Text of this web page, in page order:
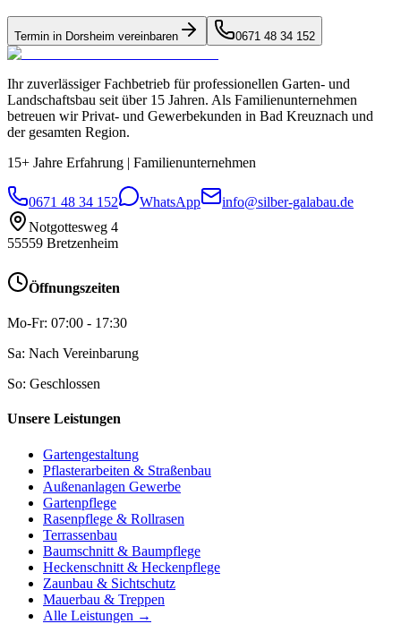
Termin in Dorsheim vereinbaren 0671 48 34 152
Ihr zuverlässiger Fachbetrieb für professionellen Garten- und
Landschaftsbau seit über 15 Jahren. Als Familienunternehmen
betreuen wir Privat- und Gewerbekunden in Bad Kreuznach und
der gesamten Region.
15+ Jahre Erfahrung
Familienunternehmen
0671 48 34 152 WhatsApp
info@silber-galabau.de
Notgottesweg 4
55559 Bretzenheim
Öffnungszeiten
Mo-Fr: 07:00 - 17:30
Sa: Nach Vereinbarung
So: Geschlossen
Unsere Leistungen
Gartengestaltung
Pflasterarbeiten & Straßenbau
Außenanlagen Gewerbe
Gartenpflege
Rasenpflege & Rollrasen
Terrassenbau
Baumschnitt & Baumpflege
Heckenschnitt & Heckenpflege
Zaunbau & Sichtschutz
Mauerbau & Treppen
Alle Leistungen →